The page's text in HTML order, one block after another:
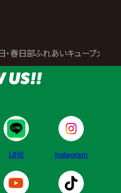
・春日部ふれあいキューブ大会
US!!
LINE Instagram